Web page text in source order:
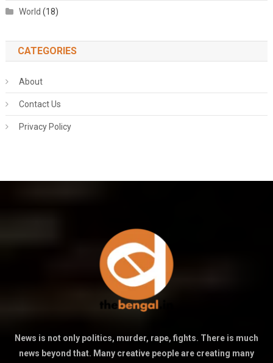
World (18)
CATEGORIES
About
Contact Us
Privacy Policy
News is not only politics, murder, rape, fights. There is much
news beyond that. Many creative people are creating many